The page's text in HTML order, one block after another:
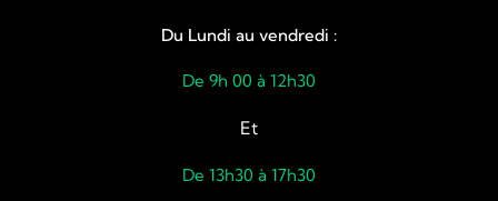
Du Lundi au vendredi :
De 9h 00 à 12h30
Et
De 13h30 à 17h30